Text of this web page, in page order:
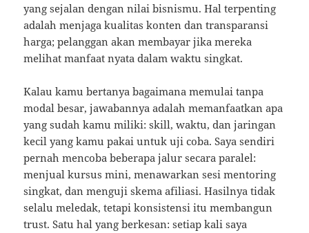
yang sejalan dengan nilai bisnismu. Hal terpenting
adalah menjaga kualitas konten dan transparansi
harga; pelanggan akan membayar jika mereka
melihat manfaat nyata dalam waktu singkat.
Kalau kamu bertanya bagaimana memulai tanpa
modal besar, jawabannya adalah memanfaatkan apa
yang sudah kamu miliki: skill, waktu, dan jaringan
kecil yang kamu pakai untuk uji coba. Saya sendiri
pernah mencoba beberapa jalur secara paralel:
menjual kursus mini, menawarkan sesi mentoring
singkat, dan menguji skema afiliasi. Hasilnya tidak
selalu meledak, tetapi konsistensi itu membangun
trust. Satu hal yang berkesan: setiap kali saya